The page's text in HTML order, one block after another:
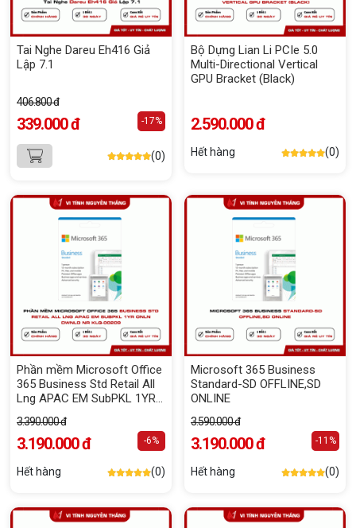
Tai Nghe Dareu Eh416 Giả
Lập 7.1
406.800 đ
339.000 đ -17%
(0)
Bộ Dựng Lian Li PCIe 5.0
Multi-Directional Vertical
GPU Bracket (Black)
2.590.000 đ
Hết hàng (0)
Phần mềm Microsoft Office
365 Business Std Retail All
Lng APAC EM SubPKL 1YR
3.390.000 đ
3.190.000 đ -6%
Hết hàng (0)
Microsoft 365 Business
Standard-SD OFFLINE,SD
ONLINE
3.590.000 đ
3.190.000 đ -11%
Hết hàng (0)